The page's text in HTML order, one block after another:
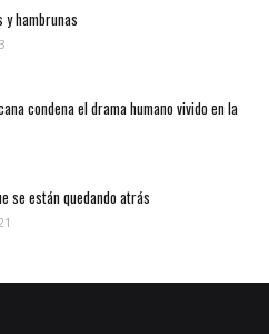
hambrunas
condena el drama humano vivido en la
se están quedando atrás